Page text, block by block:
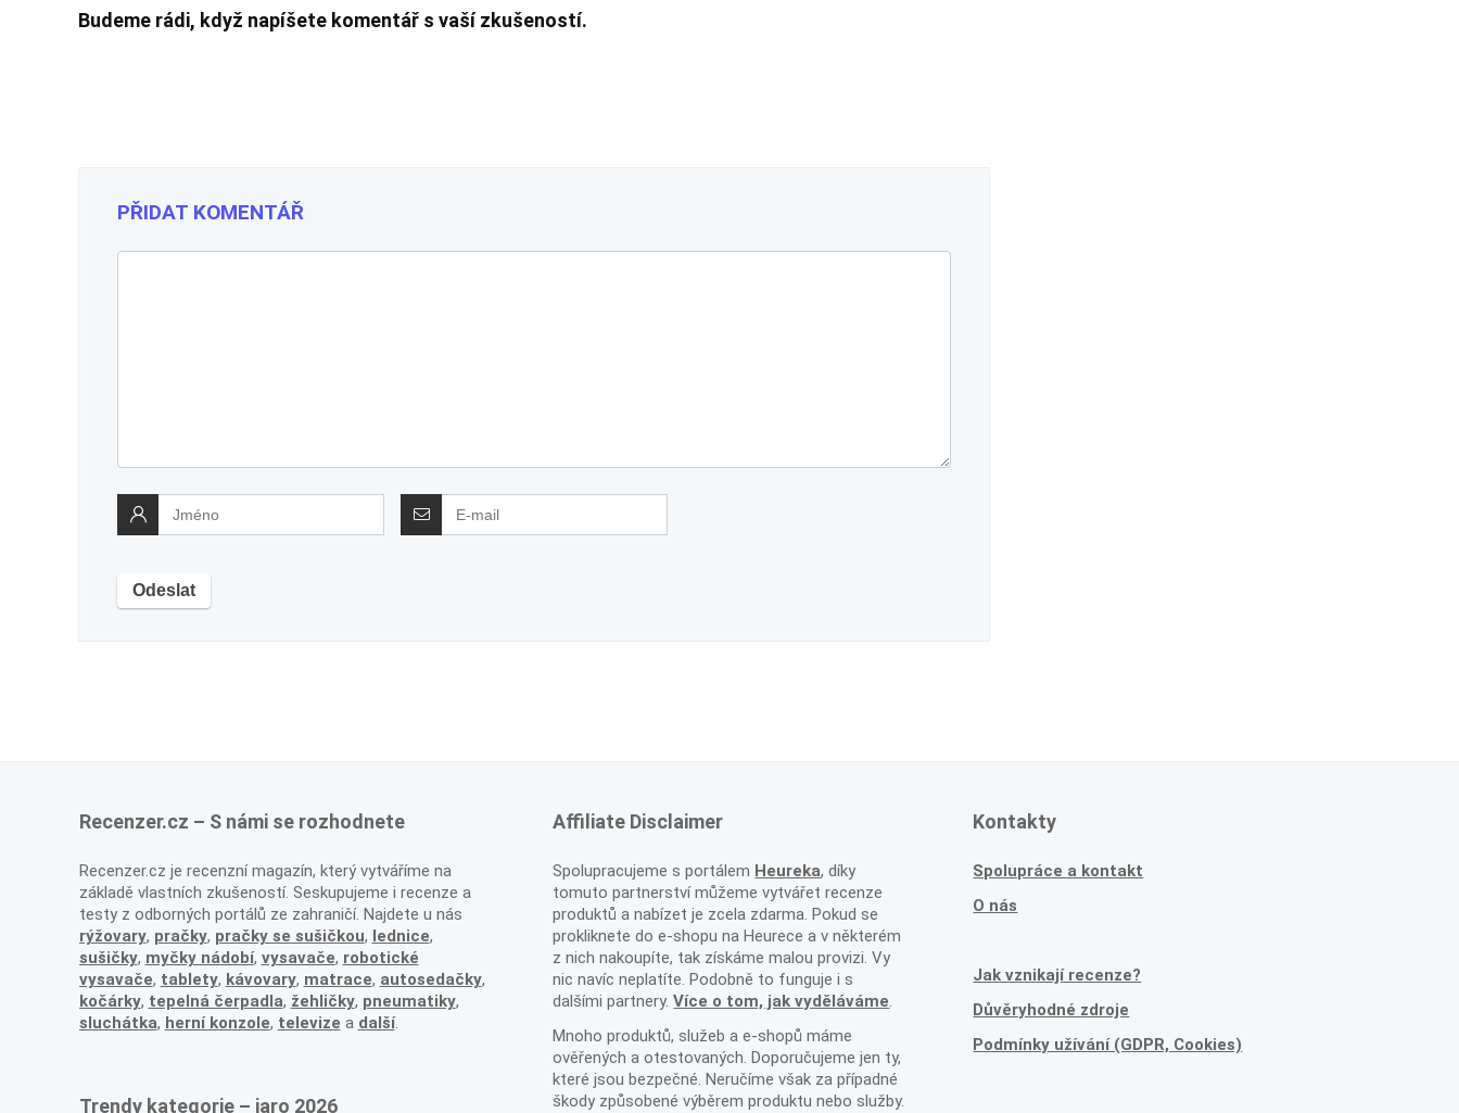
Budeme rádi, když napíšete komentář s vaší zkušeností.
PŘIDAT KOMENTÁŘ
Recenzer.cz – S námi se rozhodnete
Recenzer.cz je recenzní magazín, který vytváříme na
základě vlastních zkušeností. Seskupujeme i recenze a
testy z odborných portálů ze zahraničí. Najdete u nás
rýžovary, pračky, pračky se sušičkou, lednice,
sušičky, myčky nádobí, vysavače, robotické
vysavače, tablety, kávovary, matrace, autosedačky,
kočárky, tepelná čerpadla, žehličky, pneumatiky,
sluchátka, herní konzole, televize a další.
Trendy kategorie – jaro 2026
Affiliate Disclaimer
Spolupracujeme s portálem Heureka, díky
tomuto partnerství můžeme vytvářet recenze
produktů a nabízet je zcela zdarma. Pokud se
prokliknete do e-shopu na Heurece a v některém
z nich nakoupíte, tak získáme malou provizi. Vy
nic navíc neplatíte. Podobně to funguje i s
dalšími partnery.Více o tom, jak vyděláváme.
Mnoho produktů, služeb a e-shopů máme
ověřených a otestovaných. Doporučujeme jen ty,
které jsou bezpečné. Neručíme však za případné
škody způsobené výběrem produktu nebo služby.
Kontakty
Spolupráce a kontakt
O nás
Jak vznikají recenze?
Důvěryhodné zdroje
Podmínky užívání (GDPR, Cookies)